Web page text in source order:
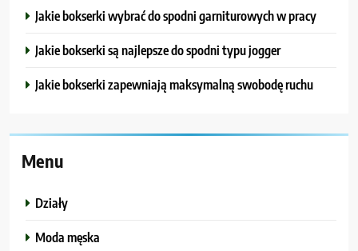
Jakie bokserki wybrać do spodni garniturowych w pracy
Jakie bokserki są najlepsze do spodni typu jogger
Jakie bokserki zapewniają maksymalną swobodę ruchu
Menu
Działy
Moda męska